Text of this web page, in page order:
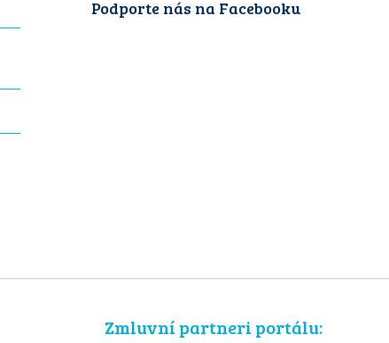
Podporte nás na Facebooku
Zmluvní partneri portálu: